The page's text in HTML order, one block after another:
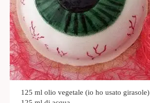
125 ml olio vegetale (io ho usato girasole)